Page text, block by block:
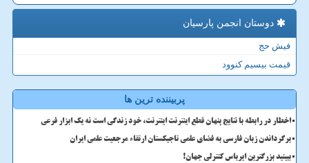
دوستان انجمن پارسیان
فیش حج
قیمت بیسیم کنوود
پربیننده ترین ها
اخطار در رابطه با نتایج پنهان قطع اینترنت اینترنت، خود زندگی است نه یک ابزار فرعی
برگرداندن زبان فارسی به فضای علمی تاجیکستان ارتقاء مرجعیت علمی ایران
ببینید بزرگترین ایرباس کنترلی جهان!